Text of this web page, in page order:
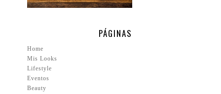
PÁGINAS
Home
Mis Looks
Lifestyle
Eventos
Beauty